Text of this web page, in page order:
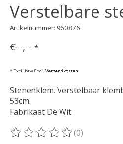
Verstelbare
Artikelnummer: 960876
€--,-- *
* Excl. btw Excl. Verzendkosten
Stenenklem. Verstelbaar
53cm.
Fabrikaat De Wit.
De beoordeling van dit
(0)